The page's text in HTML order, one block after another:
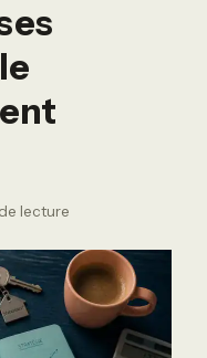
lecture